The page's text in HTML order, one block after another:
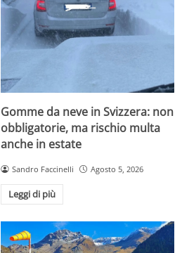
Gomme da neve in Svizzera: non
obbligatorie, ma rischio multa
anche in estate
Sandro Faccinelli Agosto 5, 2026
Leggi di più